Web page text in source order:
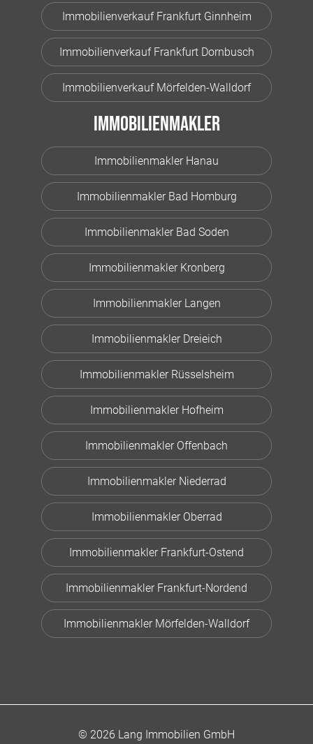
Immobilienverkauf Frankfurt Ginnheim
Immobilienverkauf Frankfurt Dornbusch
Immobilienverkauf Mörfelden-Walldorf
Immobilienmakler
Immobilienmakler Hanau
Immobilienmakler Bad Homburg
Immobilienmakler Bad Soden
Immobilienmakler Kronberg
Immobilienmakler Langen
Immobilienmakler Dreieich
Immobilienmakler Rüsselsheim
Immobilienmakler Hofheim
Immobilienmakler Offenbach
Immobilienmakler Niederrad
Immobilienmakler Oberrad
Immobilienmakler Frankfurt-Ostend
Immobilienmakler Frankfurt-Nordend
Immobilienmakler Mörfelden-Walldorf
© 2026 Lang Immobilien GmbH